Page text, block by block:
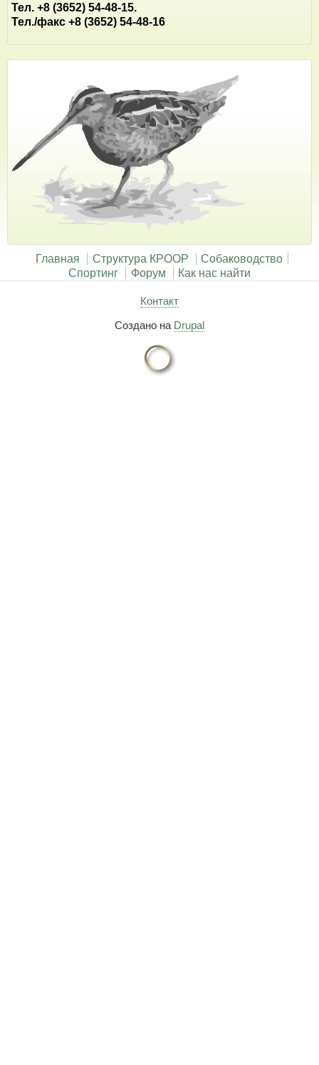
Тел. +8 (3652) 54-48-15.
Тел./факс +8 (3652) 54-48-16
Главная Структура КРООР
Собаководство
Спортинг
Форум Как нас найти
Контакт
Создано на Drupal